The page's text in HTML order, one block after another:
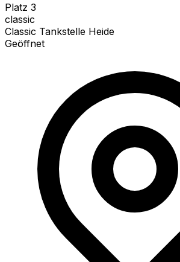
Platz 3
classic
Classic Tankstelle Heide
Geöffnet